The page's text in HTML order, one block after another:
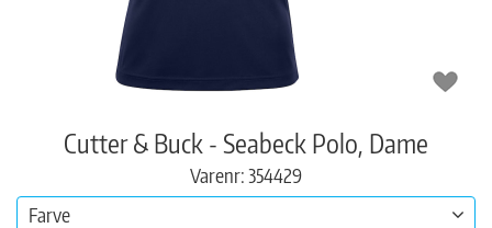
Cutter & Buck - Seabeck Polo, Dame
Varenr: 354429
Farve